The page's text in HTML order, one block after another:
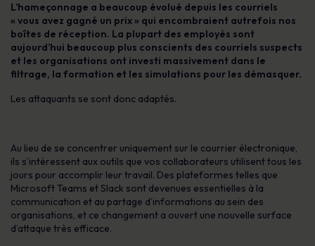
L’hameçonnage a beaucoup évolué depuis les courriels
« vous avez gagné un prix » qui encombraient autrefois nos
boîtes de réception. La plupart des employés sont
aujourd’hui beaucoup plus conscients des courriels suspects
et les organisations ont investi massivement dans le
filtrage, la formation et les simulations pour les démasquer.
Les attaquants se sont donc adaptés.
Au lieu de se concentrer uniquement sur le courrier électronique,
ils s’intéressent aux outils que vos collaborateurs utilisent tous les
jours pour accomplir leur travail. Des plateformes telles que
Microsoft Teams et Slack sont devenues essentielles à la
communication et au partage d’informations au sein des
organisations, et ce changement a ouvert une nouvelle surface
d’attaque très efficace.